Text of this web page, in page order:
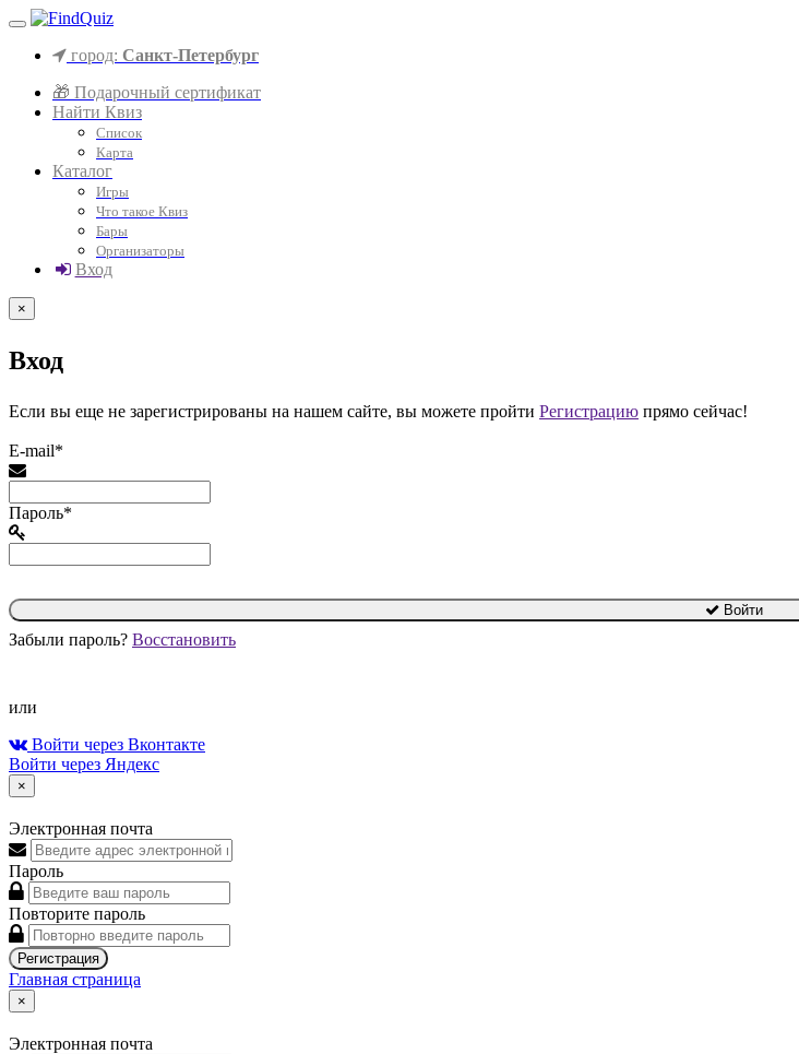
город: Санкт-Петербург
🎁 Подарочный сертификат
Найти Квиз
Список
Карта
Каталог
Игры
Что такое Квиз
Бары
Организаторы
Вход
×
Вход
Если вы еще не зарегистрированы на нашем сайте, вы можете пройти Регистрацию прямо сейчас!
E-mail*
Пароль*
Войти
Забыли пароль? Восстановить
или
Войти через Вконтакте
Войти через Яндекс
×
Электронная почта
Пароль
Повторите пароль
Регистрация
Главная страница
×
Электронная почта